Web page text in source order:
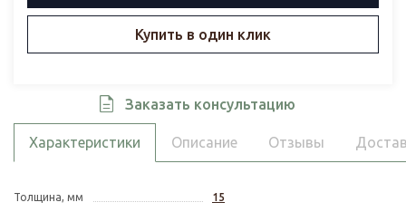
Купить в один клик
Заказать консультацию
Характеристики Описание Отзывы
Толщина, мм 15